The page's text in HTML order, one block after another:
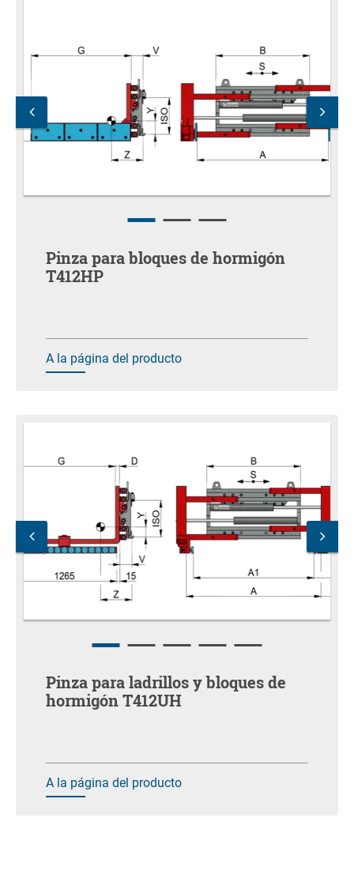
Pinza para bloques de hormigón
T412HP
A la página del producto
Pinza para ladrillos y bloques de
hormigón T412UH
A la página del producto